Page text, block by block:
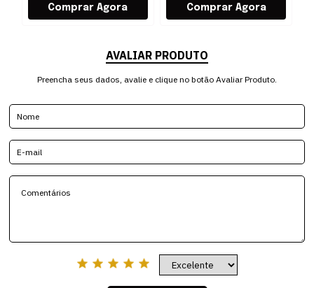
AVALIAR PRODUTO
Preencha seus dados, avalie e clique no botão Avaliar Produto.